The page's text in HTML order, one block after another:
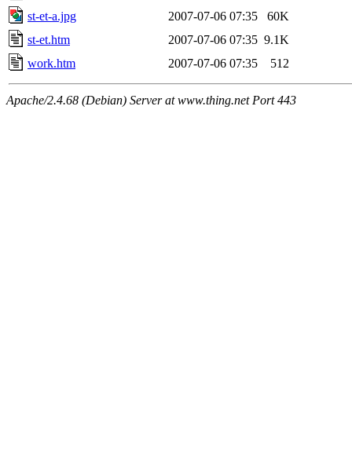
st-et-a.jpg
2007-07-06 07:35
60K
st-et.htm
2007-07-06 07:35 9.1K
work.htm
2007-07-06 07:35 512
Apache/2.4.68 (Debian) Server at www.thing.net Port 443